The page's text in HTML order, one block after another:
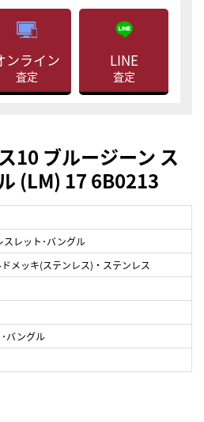
ンライン
査定
LINE
査定
10 ブルージーン ス
(LM) 17 6B0213
スレット･バングル
メッキ(ステンレス)・ステンレス
バングル